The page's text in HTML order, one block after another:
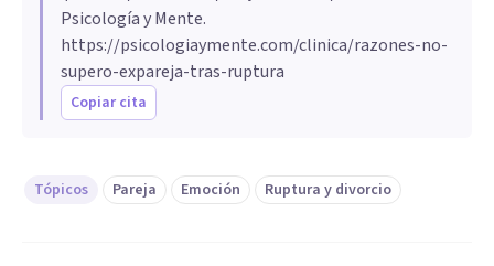
Psicología y Mente.
https://psicologiaymente.com/clinica/razones-no-
supero-expareja-tras-ruptura
Copiar cita
Tópicos Pareja Emoción Ruptura y divorcio